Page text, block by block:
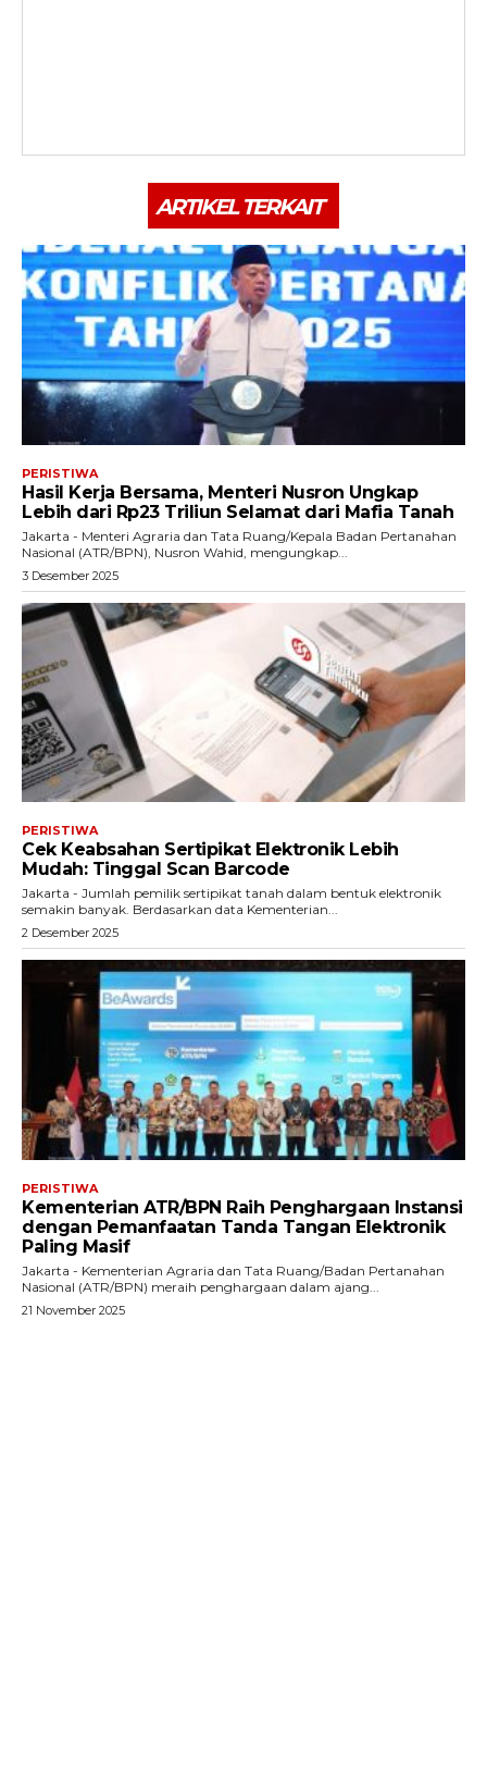
ARTIKEL TERKAIT
PERISTIWA
Hasil Kerja Bersama, Menteri Nusron Ungkap
Lebih dari Rp23 Triliun Selamat dari Mafia Tanah
Jakarta - Menteri Agraria dan Tata Ruang/Kepala Badan Pertanahan
Nasional (ATR/BPN), Nusron Wahid, mengungkap...
3 Desember 2025
PERISTIWA
Cek Keabsahan Sertipikat Elektronik Lebih
Mudah: Tinggal Scan Barcode
Jakarta - Jumlah pemilik sertipikat tanah dalam bentuk elektronik
semakin banyak. Berdasarkan data Kementerian...
2 Desember 2025
PERISTIWA
Kementerian ATR/BPN Raih Penghargaan Instansi
dengan Pemanfaatan Tanda Tangan Elektronik
Paling Masif
Jakarta - Kementerian Agraria dan Tata Ruang/Badan Pertanahan
Nasional (ATR/BPN) meraih penghargaan dalam ajang...
21 November 2025